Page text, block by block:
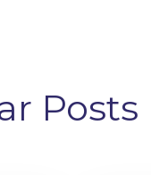
Posts